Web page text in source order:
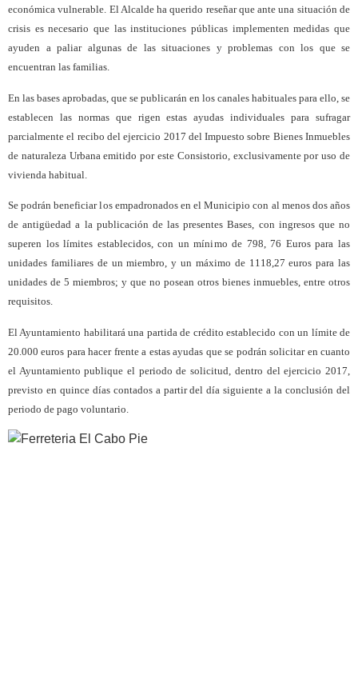
económica vulnerable. El Alcalde ha querido reseñar que ante una situación de
crisis es necesario que las instituciones públicas implementen medidas que
ayuden a paliar algunas de las situaciones y problemas con los que se
encuentran las familias.
En las bases aprobadas, que se publicarán en los canales habituales para ello, se
establecen las normas que rigen estas ayudas individuales para sufragar
parcialmente el recibo del ejercicio 2017 del Impuesto sobre Bienes Inmuebles
de naturaleza Urbana emitido por este Consistorio, exclusivamente por uso de
vivienda habitual.
Se podrán beneficiar los empadronados en el Municipio con al menos dos años
de antigüedad a la publicación de las presentes Bases, con ingresos que no
superen los límites establecidos, con un mínimo de 798, 76 Euros para las
unidades familiares de un miembro, y un máximo de 1118,27 euros para las
unidades de 5 miembros; y que no posean otros bienes inmuebles, entre otros
requisitos.
El Ayuntamiento habilitará una partida de crédito establecido con un límite de
20.000 euros para hacer frente a estas ayudas que se podrán solicitar en cuanto
el Ayuntamiento publique el periodo de solicitud, dentro del ejercicio 2017,
previsto en quince días contados a partir del día siguiente a la conclusión del
periodo de pago voluntario.